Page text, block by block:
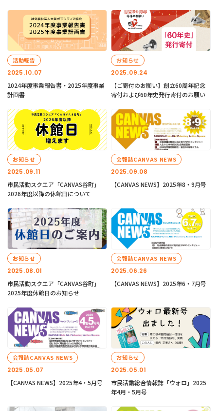
2025.10.07
活動報告
2024年度事業報告書・2025年度事業
計画書
2025.09.24
お知らせ
【ご寄付のお願い】創立60周年記念
寄付および60年史発行寄付のお願い
2025.09.11
お知らせ
市民活動スクエア「CANVAS谷町」
2026年度以降の休館日について
2025.09.08
会報誌CANVAS NEWS
【CANVAS NEWS】2025年8・9月号
2025.08.01
お知らせ
市民活動スクエア「CANVAS谷町」
2025年度休館日のお知らせ
2025.06.26
会報誌CANVAS NEWS
【CANVAS NEWS】2025年6・7月号
2025.05.07
会報誌CANVAS NEWS
【CANVAS NEWS】2025年4・5月号
2025.05.01
お知らせ
市民活動総合情報誌「ウォロ」2025
年4月・5月号